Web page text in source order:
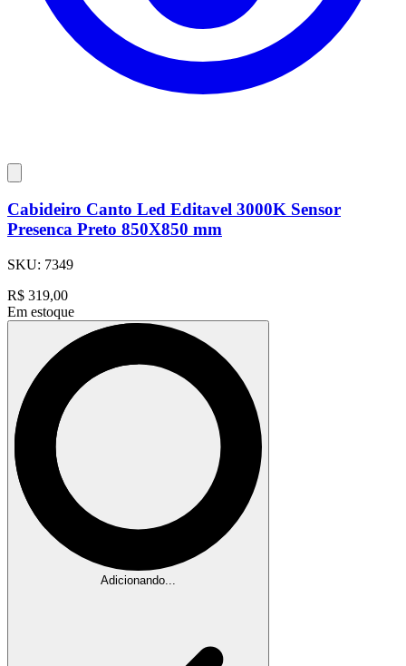
Cabideiro Canto Led Editavel 3000K Sensor
Presenca Preto 850X850 mm
SKU: 7349
R$ 319,00
Em estoque
Adicionando...